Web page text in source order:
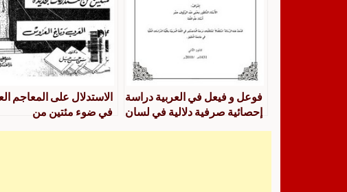
فوعل و فيعل في العربية دراسة
إحصائية صرفية دلالية في لسان
الاستدلال على المعاجم
في ضوء مئتين من